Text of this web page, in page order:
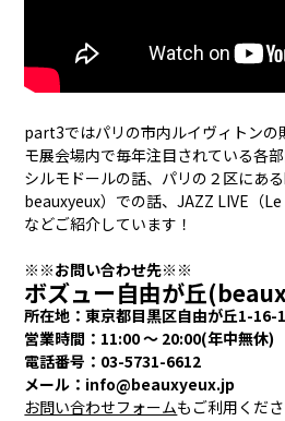
part3ではパリの市内ルイヴィトンの
モ展会場内で毎年注目されている各
シルモドールの話、パリの２区にあ
beauxyeux）での話、JAZZ LIVE（
などご紹介しています！
※※お問い合わせ先※※
ボズュー自由が丘
所在地：東京都目黒区自由が丘1-16-
営業時間：11:00 ～ 20:00(年中無休)
電話番号：03-5731-6612
メール：info@beauxyeux.jp
お問い合わせフォームもご利用くださ